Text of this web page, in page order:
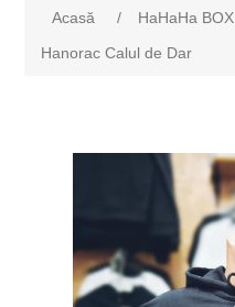
Acasă / HaHaHa BOX
Hanorac Calul de Dar